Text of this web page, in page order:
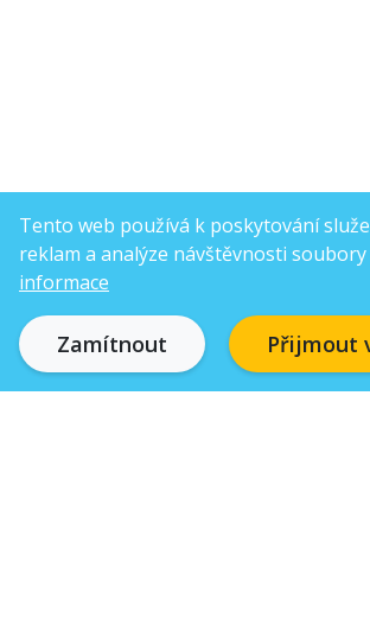
Tento web používá k poskytování
reklam a analýze návštěvnosti soubory
informace
Zamítnout Přijmout